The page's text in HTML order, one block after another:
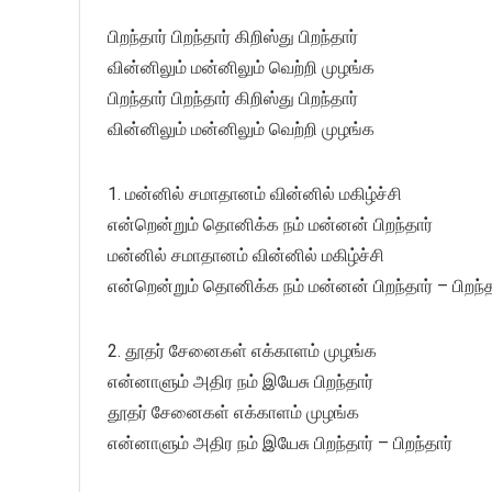
பிறந்தார் பிறந்தார் கிறிஸ்து பிறந்தார்
வின்னிலும் மன்னிலும் வெற்றி முழங்க
பிறந்தார் பிறந்தார் கிறிஸ்து பிறந்தார்
வின்னிலும் மன்னிலும் வெற்றி முழங்க
1. மன்னில் சமாதானம் வின்னில் மகிழ்ச்சி
என்றென்றும் தொனிக்க நம் மன்னன் பிறந்தார்
மன்னில் சமாதானம் வின்னில் மகிழ்ச்சி
என்றென்றும் தொனிக்க நம் மன்னன் பிறந்தார் –
2. தூதர் சேனைகள் எக்காளம் முழங்க
என்னாளும் அதிர நம் இயேசு பிறந்தார்
தூதர் சேனைகள் எக்காளம் முழங்க
என்னாளும் அதிர நம் இயேசு பிறந்தார் – பிறந்தார்